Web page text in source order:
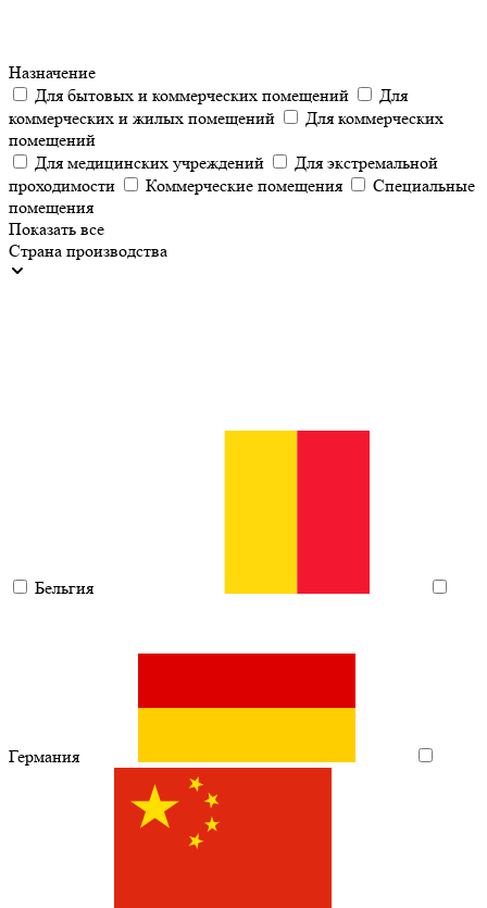
Назначение
Для бытовых и коммерческих помещений
Для
коммерческих и жилых помещений
Для коммерческих
помещений
Для медицинских учреждений
Для экстремальной
проходимости
Коммерческие помещения
Специальные
помещения
Показать все
Страна производства
Бельгия
Германия